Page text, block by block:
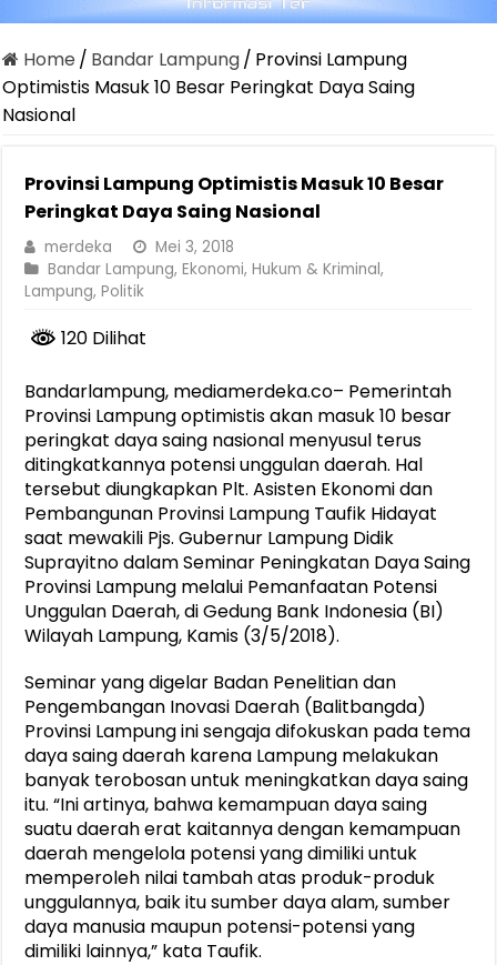
Home / Bandar Lampung/ Provinsi Lampung
Optimistis Masuk 10 Besar Peringkat Daya Saing
Nasional
Provinsi Lampung Optimistis Masuk 10 Besar
Peringkat Daya Saing Nasional
merdeka
Mei 3, 2018
Bandar Lampung,Ekonomi,Hukum & Kriminal,
Lampung,Politik
120 Dilihat
Bandarlampung, mediamerdeka.co– Pemerintah
Provinsi Lampung optimistis akan masuk 10 besar
peringkat daya saing nasional menyusul terus
ditingkatkannya potensi unggulan daerah. Hal
tersebut diungkapkan Plt. Asisten Ekonomi dan
Pembangunan Provinsi Lampung Taufik Hidayat
saat mewakili Pjs. Gubernur Lampung Didik
Suprayitno dalam Seminar Peningkatan Daya Saing
Provinsi Lampung melalui Pemanfaatan Potensi
Unggulan Daerah, di Gedung Bank Indonesia (BI)
Wilayah Lampung, Kamis (3/5/2018).
Seminar yang digelar Badan Penelitian dan
Pengembangan Inovasi Daerah (Balitbangda)
Provinsi Lampung ini sengaja difokuskan pada tema
daya saing daerah karena Lampung melakukan
banyak terobosan untuk meningkatkan daya saing
itu. “Ini artinya, bahwa kemampuan daya saing
suatu daerah erat kaitannya dengan kemampuan
daerah mengelola potensi yang dimiliki untuk
memperoleh nilai tambah atas produk-produk
unggulannya, baik itu sumber daya alam, sumber
daya manusia maupun potensi-potensi yang
dimiliki lainnya,” kata Taufik.